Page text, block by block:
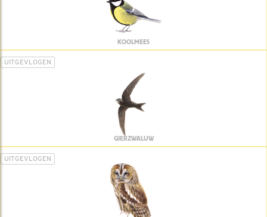
KOOLMEES
UITGEVLOGEN
GIERZWALUW
UITGEVLOGEN